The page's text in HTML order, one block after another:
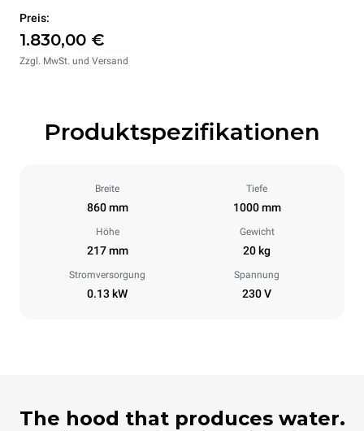
Preis:
1.830,00 €
Zzgl. MwSt. und Versand
Produktspezifikationen
Breite
860 mm
Tiefe
1000 mm
Höhe
217 mm
Gewicht
20 kg
Stromversorgung
0.13 kW
Spannung
230 V
The hood that produces water.